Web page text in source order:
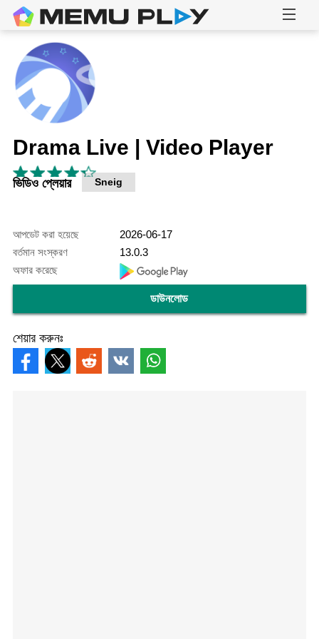
Drama Live | Video Player
ভিডিও প্লেয়ার Sneig
আপডেট করা হয়েছে
2026-06-17
বর্তমান সংস্করণ
13.0.3
অফার করেছে
ডাউনলোড
শেয়ার করুনঃ